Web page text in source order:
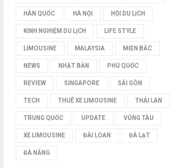
HÀN QUỐC HÀ NỘI HỘI DU LỊCH
KINH NGHIỆM DU LỊCH LIFE STYLE
LIMOUSINE MALAYSIA MIỀN BẮC
NEWS NHẬT BẢN PHÚ QUỐC
REVIEW SINGAPORE SÀI GÒN
TECH THUÊ XE LIMOUSINE THÁI LAN
TRUNG QUỐC UPDATE VŨNG TÀU
XE LIMOUSINE ĐÀI LOAN ĐÀ LẠT
ĐÀ NẴNG